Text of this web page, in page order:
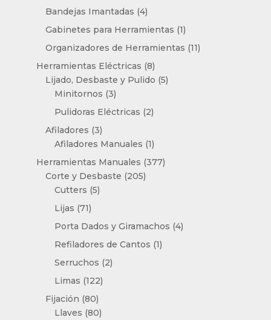
productos
Bandejas Imantadas 44
productos
Gabinetes para Herramientas 11
producto
Organizadores de Herramientas 1111
Herramientas Eléctricas 88
productos
Lijado, Desbaste y Pulido 55
Minitornos 33
productos
Pulidoras Eléctricas 22
Afiladores 33
productos
Afiladores Manuales 11
producto
Herramientas Manuales 377377
Corte y Desbaste 205205
Cutters 55
Lijas 7171
productos
Porta Dados y Giramachos 44
Refiladores de Cantos 11
Serruchos 22
Limas 122122
Fijación 8080
productos
Llaves 8080